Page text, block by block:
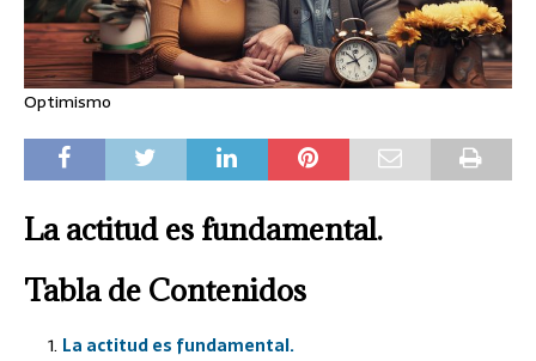
Optimismo
La actitud es fundamental.
Tabla de Contenidos
La actitud es fundamental.